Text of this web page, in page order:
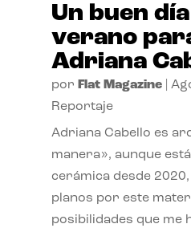
Un buen
verano
Adriana
por Flat Magazine|
Reportaje
Adriana Cabello es
manera», aunque
cerámica desde
planos por este
posibilidades que me